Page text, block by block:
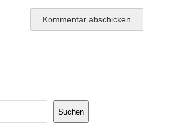
Suchen